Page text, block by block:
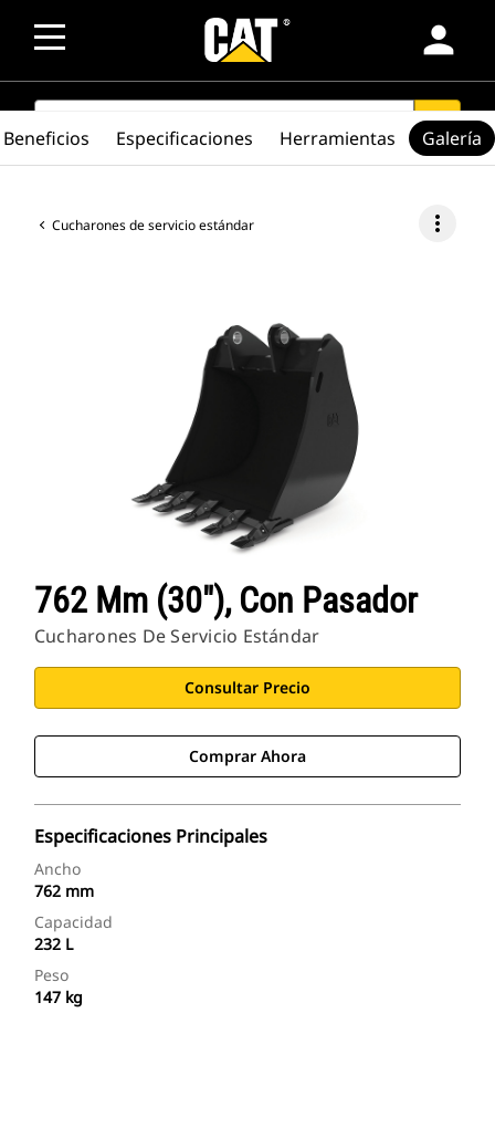
person
SEARCH search
Cucharones de servicio estándar more_vert
762 Mm (30"), Con Pasador
Cucharones De Servicio Estándar
Consultar Precio
Comprar Ahora
Especificaciones Principales
Ancho
762 mm
Capacidad
232 L
Peso
147 kg
Beneficios Especificaciones Herramientas Galería